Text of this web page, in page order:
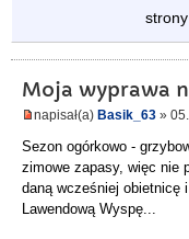
strony
Moja wyprawa
napisał(a) Basik_63 »
Sezon ogórkowo -
zimowe zapasy, więc nie
daną wcześniej obietnicę
Lawendową Wyspę...